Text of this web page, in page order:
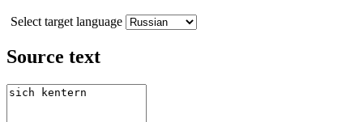
Select target language
Source text